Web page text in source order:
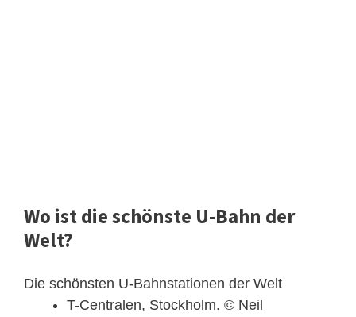
Wo ist die schönste U-Bahn der
Welt?
Die schönsten U-Bahnstationen der Welt
T-Centralen, Stockholm. © Neil